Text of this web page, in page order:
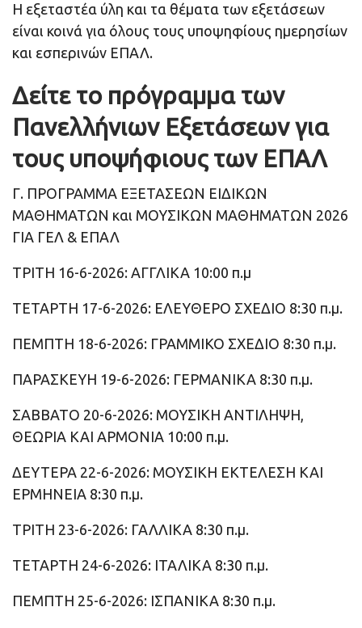
Η εξεταστέα ύλη και τα θέματα των εξετάσεων
είναι κοινά για όλους τους υποψηφίους ημερησίων
και εσπερινών ΕΠΑΛ.
Δείτε το πρόγραμμα των
Πανελλήνιων Εξετάσεων για
τους υποψήφιους των ΕΠΑΛ
Γ. ΠΡΟΓΡΑΜΜΑ ΕΞΕΤΑΣΕΩΝ ΕΙΔΙΚΩΝ
ΜΑΘΗΜΑΤΩΝ και ΜΟΥΣΙΚΩΝ ΜΑΘΗΜΑΤΩΝ 2026
ΓΙΑ ΓΕΛ & ΕΠΑΛ
ΤΡΙΤΗ 16-6-2026: ΑΓΓΛΙΚΑ 10:00 π.μ
ΤΕΤΑΡΤΗ 17-6-2026: ΕΛΕΥΘΕΡΟ ΣΧΕΔΙΟ 8:30 π.μ.
ΠΕΜΠΤΗ 18-6-2026: ΓΡΑΜΜΙΚΟ ΣΧΕΔΙΟ 8:30 π.μ.
ΠΑΡΑΣΚΕΥΗ 19-6-2026: ΓΕΡΜΑΝΙΚΑ 8:30 π.μ.
ΣΑΒΒΑΤΟ 20-6-2026: ΜΟΥΣΙΚΗ ΑΝΤΙΛΗΨΗ,
ΘΕΩΡΙΑ ΚΑΙ ΑΡΜΟΝΙΑ 10:00 π.μ.
ΔΕΥΤΕΡΑ 22-6-2026: ΜΟΥΣΙΚΗ ΕΚΤΕΛΕΣΗ ΚΑΙ
ΕΡΜΗΝΕΙΑ 8:30 π.μ.
ΤΡΙΤΗ 23-6-2026: ΓΑΛΛΙΚΑ 8:30 π.μ.
ΤΕΤΑΡΤΗ 24-6-2026: ΙΤΑΛΙΚΑ 8:30 π.μ.
ΠΕΜΠΤΗ 25-6-2026: ΙΣΠΑΝΙΚΑ 8:30 π.μ.